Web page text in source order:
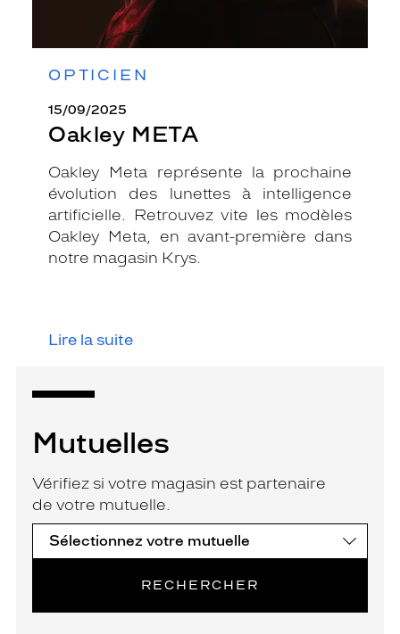
OPTICIEN
15/09/2025
Oakley META
Oakley Meta représente la prochaine
évolution des lunettes à intelligence
artificielle. Retrouvez vite les modèles
Oakley Meta, en avant-première dans
notre magasin Krys.
Lire la suite
Mutuelles
Vérifiez si votre magasin est partenaire
de votre mutuelle.
RECHERCHER